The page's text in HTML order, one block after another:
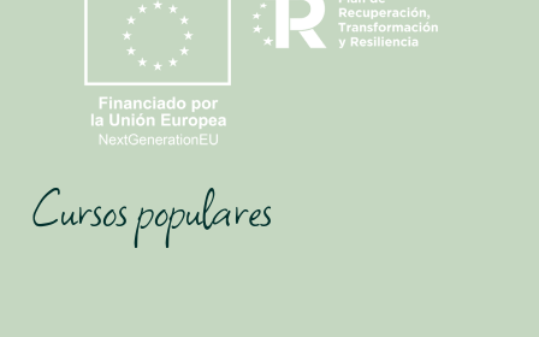
Cursos populares